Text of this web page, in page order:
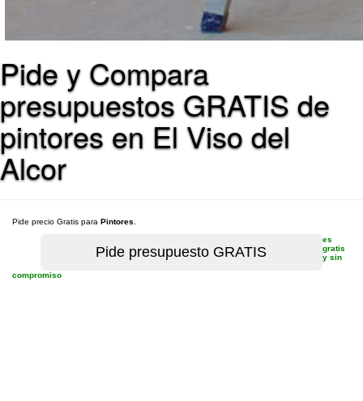
Pide y Compara
presupuestos GRATIS de
pintores en El Viso del
Alcor
Pide precio Gratis para Pintores
es
gratis
y sin
compromiso